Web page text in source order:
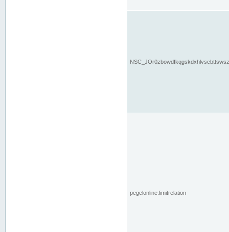
pegelonline.limitrelation